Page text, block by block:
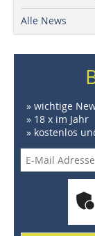
Alle News
» wichtige
» 18 x im Jahr
» kostenlos